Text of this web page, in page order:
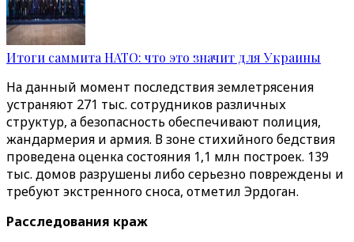
Итоги саммита НАТО: что это значит для Украины
На данный момент последствия землетрясения
устраняют 271 тыс. сотрудников различных
структур, а безопасность обеспечивают полиция,
жандармерия и армия. В зоне стихийного бедствия
проведена оценка состояния 1,1 млн построек. 139
тыс. домов разрушены либо серьезно повреждены и
требуют экстренного сноса, отметил Эрдоган.
Расследования краж